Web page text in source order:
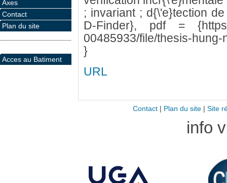
; invariant ; d{\'e}tection
D-Finder}, pdf =
00485933/file/thesis-hung-
}
URL
Axes
Contact
Plan du site
Acces au Batiment
Contact| Plan du site| Site
info